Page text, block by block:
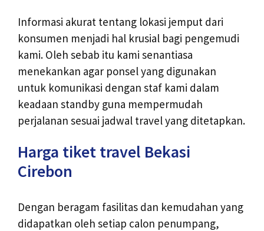
Informasi akurat tentang lokasi jemput dari
konsumen menjadi hal krusial bagi pengemudi
kami. Oleh sebab itu kami senantiasa
menekankan agar ponsel yang digunakan
untuk komunikasi dengan staf kami dalam
keadaan standby guna mempermudah
perjalanan sesuai jadwal travel yang ditetapkan.
Harga tiket travel Bekasi
Cirebon
Dengan beragam fasilitas dan kemudahan yang
didapatkan oleh setiap calon penumpang,